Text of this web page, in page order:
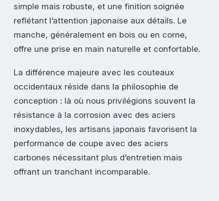
simple mais robuste, et une finition soignée
reflétant l’attention japonaise aux détails. Le
manche, généralement en bois ou en corne,
offre une prise en main naturelle et confortable.
La différence majeure avec les couteaux
occidentaux réside dans la philosophie de
conception : là où nous privilégions souvent la
résistance à la corrosion avec des aciers
inoxydables, les artisans japonais favorisent la
performance de coupe avec des aciers
carbones nécessitant plus d’entretien mais
offrant un tranchant incomparable.